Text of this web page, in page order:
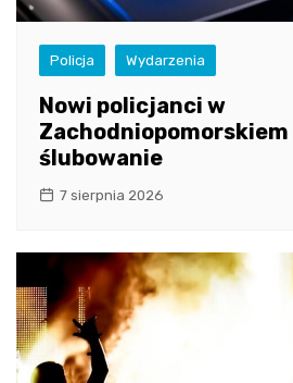
Policja Wydarzenia
Nowi policjanci w
Zachodniopomorskiem
ślubowanie
7 sierpnia 2026